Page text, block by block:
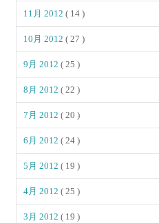
11月 2012( 14 )
10月 2012( 27 )
9月 2012( 25 )
8月 2012( 22 )
7月 2012( 20 )
6月 2012( 24 )
5月 2012( 19 )
4月 2012( 25 )
3月 2012( 19 )